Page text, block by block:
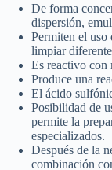
De forma
dispersión,
Permiten el uso
limpiar
Es reactivo con
Produce una
El ácido
Posibilidad de
permite la
especializados.
Después de la
combinación